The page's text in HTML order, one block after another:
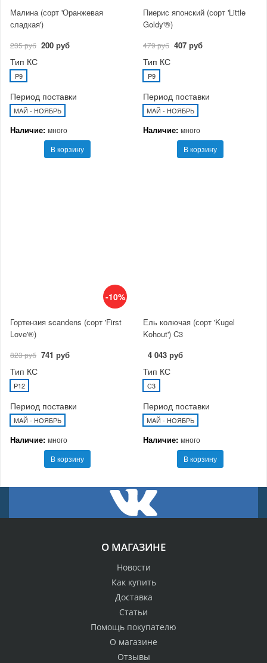
Малина (сорт 'Оранжевая
сладкая')
235 руб 200 руб
Тип КС
P9
Период поставки
МАЙ - НОЯБРЬ
Наличие: много
В корзину
Пиерис японский (сорт 'Little
Goldy'®)
479 руб 407 руб
Тип КС
P9
Период поставки
МАЙ - НОЯБРЬ
Наличие: много
В корзину
-10%
Гортензия scandens (сорт 'First
Love'®)
823 руб 741 руб
Тип КС
P12
Период поставки
МАЙ - НОЯБРЬ
Наличие: много
В корзину
Ель колючая (сорт 'Kugel
Kohout') C3
4 043 руб
Тип КС
C3
Период поставки
МАЙ - НОЯБРЬ
Наличие: много
В корзину
О МАГАЗИНЕ
Новости
Как купить
Доставка
Статьи
Помощь покупателю
О магазине
Отзывы